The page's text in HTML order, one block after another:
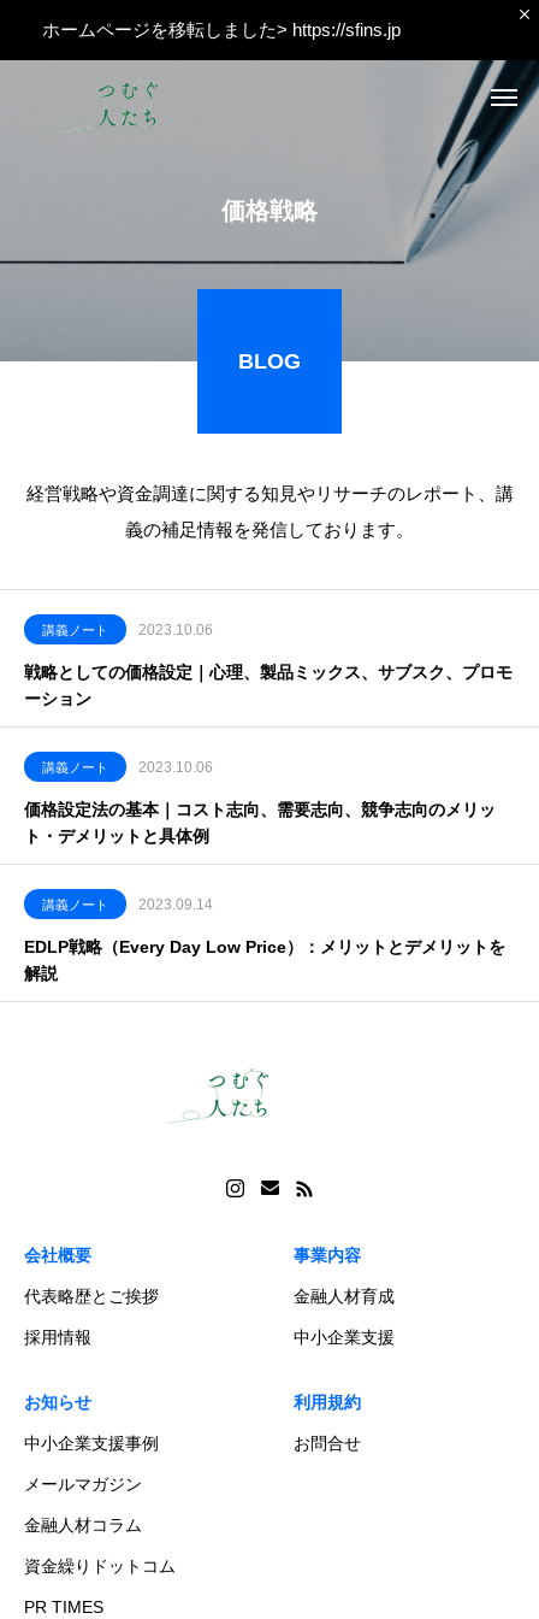
ホームページを移転しました> https://sfins.jp
価格戦略
BLOG
経営戦略や資金調達に関する知見やリサーチのレポート、講
義の補足情報を発信しております。
講義ノート 2023.10.06
戦略としての価格設定｜心理、製品ミックス、サブスク、プロモ
ーション
講義ノート 2023.10.06
価格設定法の基本｜コスト志向、需要志向、競争志向のメリッ
ト・デメリットと具体例
講義ノート 2023.09.14
EDLP戦略（Every Day Low Price）：メリットとデメリットを
解説
会社概要
代表略歴とご挨拶
採用情報
事業内容
金融人材育成
中小企業支援
お知らせ
中小企業支援事例
メールマガジン
金融人材コラム
資金繰りドットコム
PR TIMES
利用規約
お問合せ